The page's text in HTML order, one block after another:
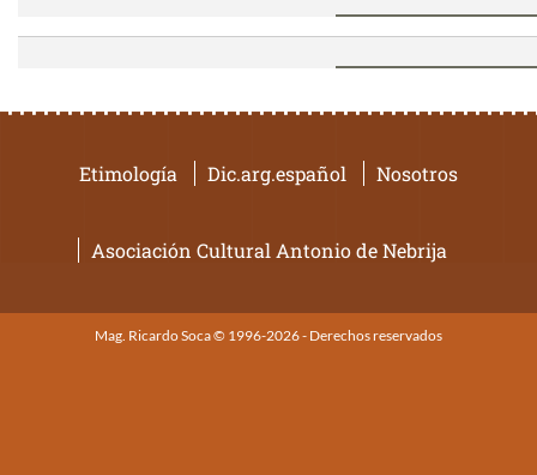
Etimología Dic.arg.español Nosotros
Asociación Cultural Antonio de Nebrija
Mag. Ricardo Soca © 1996-2026 - Derechos reservados